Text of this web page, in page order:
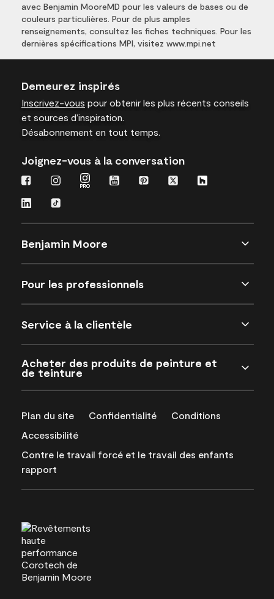
avec Benjamin MooreMD pour les valeurs de bases ou de
couleurs particulières. Pour de plus amples
renseignements, consultez les fiches techniques. Pour les
dernières spécifications MPI, visitez www.mpi.net
Demeurez inspirés
Inscrivez-vous pour obtenir les plus récents conseils
et sources d’inspiration.
Désabonnement en tout temps.
Joignez-vous à la conversation
Benjamin Moore
Pour les professionnels
Service à la clientèle
Acheter des produits de peinture et
de teinture
Plan du site Confidentialité
Conditions
Accessibilité
Contre le travail forcé et le travail des enfants
rapport